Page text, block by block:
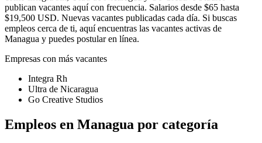
publican vacantes aquí con frecuencia. Salarios desde $65 hasta
$19,500 USD. Nuevas vacantes publicadas cada día. Si buscas
empleos cerca de ti, aquí encuentras las vacantes activas de
Managua y puedes postular en línea.
Empresas con más vacantes
Integra Rh
Ultra de Nicaragua
Go Creative Studios
Empleos en Managua por categoría